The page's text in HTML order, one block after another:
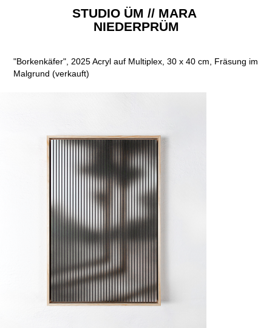
STUDIO ÜM // MARA
NIEDERPRÜM
"Borkenkäfer", 2025 Acryl auf Multiplex, 30 x 40 cm, Fräsung im
Malgrund (verkauft)